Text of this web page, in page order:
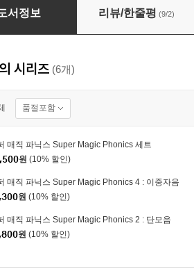
파닉스 Super Magic Phonics 4 : 이
서정보 리뷰/한줄평 (9/2)
시리즈 (6개)
품절포함
매직 파닉스 Super Magic Phonics 세트
원 (10% 할인)
매직 파닉스 Super Magic Phonics 4 : 이중자음
원 (10% 할인)
매직 파닉스 Super Magic Phonics 2 : 단모음
원 (10% 할인)